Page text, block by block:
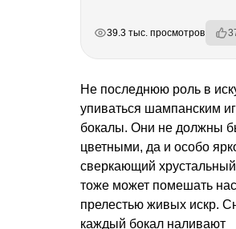
39.3 тыс. просмотров
Не последнюю роль в
упиваться шампанским
бокалы. Они не должны
цветными, да и особо
сверкающий
тоже может помешать
прелестью живых искр.
каждый бокал наливают